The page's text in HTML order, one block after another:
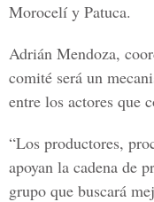
Morocelí y Patuca.
Adrián Mendoza,
comité será un
entre los actores que
“Los productores,
apoyan la cadena de
grupo que buscará